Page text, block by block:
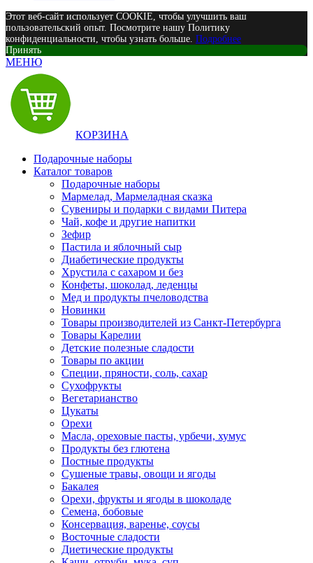
Этот веб-сайт использует COOKIE, чтобы улучшить ваш
пользовательский опыт. Посмотрите нашу Политику
конфиденциальности, чтобы узнать больше. Подробнее
Принять
МЕНЮ
КОРЗИНА
Подарочные наборы
Каталог товаров
Подарочные наборы
Мармелад, Мармеладная сказка
Сувениры и подарки с видами Питера
Чай, кофе и другие напитки
Зефир
Пастила и яблочный сыр
Диабетические продукты
Хрустила с сахаром и без
Конфеты, шоколад, леденцы
Мед и продукты пчеловодства
Новинки
Товары производителей из Санкт-Петербурга
Товары Карелии
Детские полезные сладости
Товары по акции
Специи, пряности, соль, сахар
Сухофрукты
Вегетарианство
Цукаты
Орехи
Масла, ореховые пасты, урбечи, хумус
Продукты без глютена
Постные продукты
Сушеные травы, овощи и ягоды
Бакалея
Орехи, фрукты и ягоды в шоколаде
Семена, бобовые
Консервация, варенье, соусы
Восточные сладости
Диетические продукты